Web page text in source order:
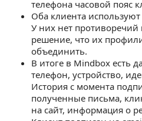
телефона часовой пояс
Оба клиента
У них нет
решение, что их
объединить.
В итоге в Mindbox есть
телефон, устройство,
История с момента
полученные письма,
на сайт, информация о